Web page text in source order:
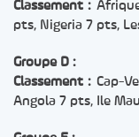
Classement :
pts, Nigeria 7 pts,
Groupe D :
Classement : Cap-
Angola 7 pts, Ile